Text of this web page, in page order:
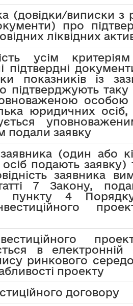
(довідки/виписки з
про
ліквідних
усім
підтвердні
показників із
таку
особою
юридичних
подали заявку
(один або
подають заявку)
заявника
7 Закону,
пункту 4
в
ринкового
проекту
договору